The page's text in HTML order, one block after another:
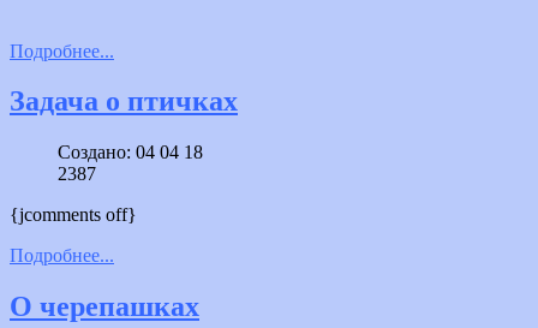
Подробнее...
Задача о птичках
Создано: 04 04 18
2387
{jcomments off}
Подробнее...
О черепашках